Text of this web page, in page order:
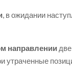
, в ожидании
направлении
утраченные